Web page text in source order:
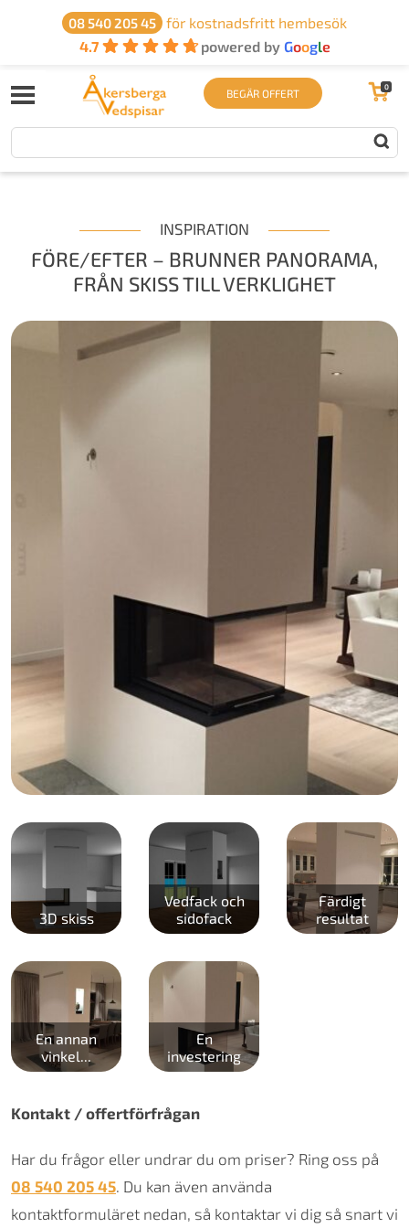
08 540 205 45
för kostnadsfritt hembesök
4.7
powered by Google
BEGÄR OFFERT 0
INSPIRATION
FÖRE/EFTER – BRUNNER PANORAMA,
FRÅN SKISS TILL VERKLIGHET
3D skiss
Vedfack och
sidofack
Färdigt
resultat
En annan
vinkel...
En
investering
Kontakt / offertförfrågan
Har du frågor eller undrar du om priser? Ring oss på
08 540 205 45 . Du kan även använda
kontaktformuläret nedan, så kontaktar vi dig så snart vi